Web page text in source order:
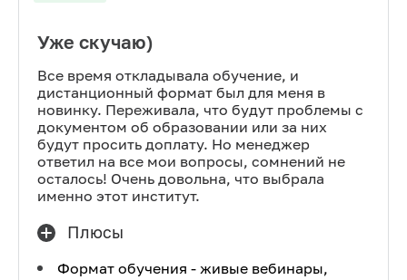
Уже скучаю)
Все время откладывала обучение, и
дистанционный формат был для меня в
новинку. Переживала, что будут проблемы с
документом об образовании или за них
будут просить доплату. Но менеджер
ответил на все мои вопросы, сомнений не
осталось! Очень довольна, что выбрала
именно этот институт.
Плюсы
Формат обучения - живые вебинары,